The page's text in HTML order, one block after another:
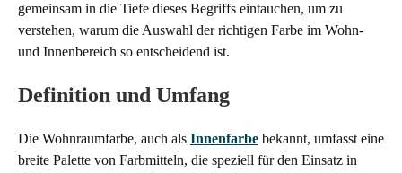
gemeinsam in die Tiefe dieses Begriffs eintauchen, um zu
verstehen, warum die Auswahl der richtigen Farbe im Wohn-
und Innenbereich so entscheidend ist.
Definition und Umfang
Die Wohnraumfarbe, auch als Innenfarbe bekannt, umfasst eine
breite Palette von Farbmitteln, die speziell für den Einsatz in